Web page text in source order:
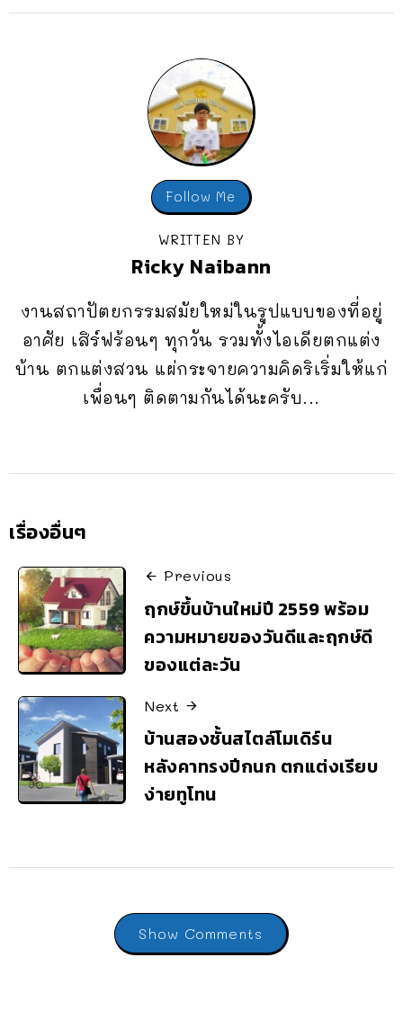
Follow Me
WRITTEN BY
Ricky Naibann
งานสถาปัตยกรรมสมัยใหม่ในรูปแบบของที่อยู่
อาศัย เสิร์ฟร้อนๆ ทุกวัน รวมทั้งไอเดียตกแต่ง
บ้าน ตกแต่งสวน แผ่กระจายความคิดริเริ่มให้แก่
เพื่อนๆ ติดตามกันได้นะครับ...
เรื่องอื่นๆ
Previous
ฤกษ์ขึ้นบ้านใหม่ปี 2559 พร้อม
ความหมายของวันดีและฤกษ์ดี
ของแต่ละวัน
Next
บ้านสองชั้นสไตล์โมเดิร์น
หลังคาทรงปีกนก ตกแต่งเรียบ
ง่ายทูโทน
Show Comments